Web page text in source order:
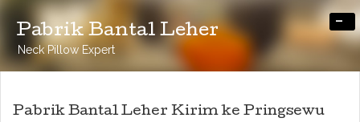
Pabrik Bantal Leher
Neck Pillow Expert
-
Pabrik Bantal Leher Kirim ke Pringsewu